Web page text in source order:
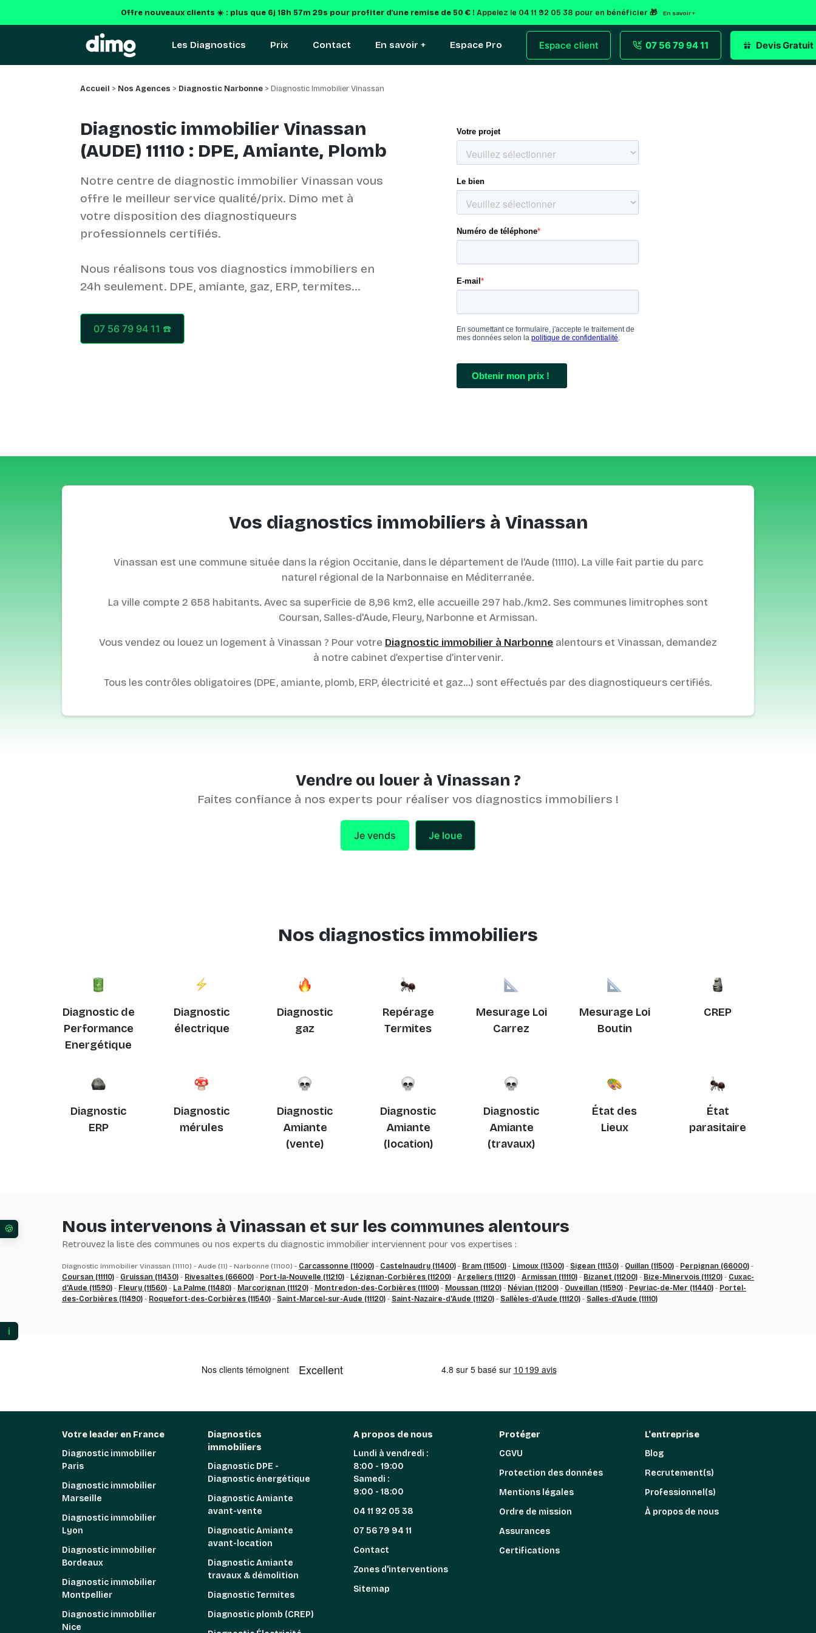
Offre nouveaux clients ☀️ : plus que 6j 18h 57m 29s pour profiter d'une remise de 50 € ! Appelez le 04 11 92 05 38 pour en bénéficier 🎁 En savoir +
Les Diagnostics Prix Contact En savoir + Espace Pro Espace client 07 56 79 94 11 Devis Gratuit
Accueil > Nos Agences > Diagnostic Narbonne> Diagnostic Immobilier Vinassan
Diagnostic immobilier Vinassan
(AUDE) 11110 : DPE, Amiante, Plomb
Notre centre de diagnostic immobilier Vinassan vous
offre le meilleur service qualité/prix. Dimo met à
votre disposition des diagnostiqueurs
professionnels certifiés.
Nous réalisons tous vos diagnostics immobiliers en
07 56 79 94 11 ☎️
Vos diagnostics immobiliers à Vinassan
Vinassan est une commune située dans la région Occitanie, dans le département de l'Aude (11110). La ville fait partie du parc
naturel régional de la Narbonnaise en Méditerranée.
La ville compte 2 658 habitants. Avec sa superficie de 8,96 km2, elle accueille 297 hab./km2. Ses communes limitrophes sont
Coursan, Salles-d'Aude, Fleury, Narbonne et Armissan.
Vous vendez ou louez un logement à Vinassan ? Pour votre Diagnostic immobilier à Narbonne alentours et Vinassan, demandez
à notre cabinet d’expertise d’intervenir.
Tous les contrôles obligatoires (DPE, amiante, plomb, ERP, électricité et gaz…) sont effectués par des diagnostiqueurs certifiés.
Vendre ou louer à Vinassan ?
Faites confiance à nos experts pour réaliser vos diagnostics immobiliers !
Je vends Je loue
Nos diagnostics immobiliers
Diagnostic de
Performance
Energétique
Diagnostic
électrique
Diagnostic
gaz
Repérage
Termites
Mesurage Loi
Carrez
Mesurage Loi
Boutin
CREP
Diagnostic
ERP
Diagnostic
mérules
Diagnostic
Amiante
(vente)
Diagnostic
Amiante
(location)
Diagnostic
Amiante
(travaux)
État des
Lieux
État
parasitaire
Nous intervenons à Vinassan et sur les communes alentours
Retrouvez la liste des communes ou nos experts du diagnostic immobilier interviennent pour vos expertises :
Diagnostic immobilier Vinassan (11110) - Aude (11) - Narbonne (11100) - Carcassonne (11000) - Castelnaudry (11400) - Bram (11500) - Limoux (11300) - Sigean (11130) - Quillan (11500) - Perpignan (66000) -
Coursan (11110) - Gruissan (11430) - Rivesaltes (66600) - Port-la-Nouvelle (11210) - Lézignan-Corbières (11200) - Argeliers (11120) - Armissan (11110) - Bizanet (11200) - Bize-Minervois (11120) - Cuxac-
d'Aude (11590) - Fleury (11560) - La Palme (11480) - Marcorignan (11120) - Montredon-des-Corbières (11100) - Moussan (11120) - Névian (11200) - Ouveillan (11590) - Peyriac-de-Mer (11440) - Portel-
des-Corbières (11490) - Roquefort-des-Corbières (11540) - Saint-Marcel-sur-Aude (11120) - Saint-Nazaire-d'Aude (11120) - Sallèles-d'Aude (11120) - Salles-d'Aude (11110)
Votre leader en France
Diagnostic immobilier
Paris
Diagnostic immobilier
Marseille
Diagnostic immobilier
Lyon
Diagnostic immobilier
Bordeaux
Diagnostic immobilier
Montpellier
Diagnostic immobilier
Nice
Diagnostics
immobiliers
Diagnostic DPE -
Diagnostic énergétique
Diagnostic Amiante
avant-vente
Diagnostic Amiante
avant-location
Diagnostic Amiante
travaux & démolition
Diagnostic Termites
Diagnostic plomb (CREP)
A propos de nous
Lundi à vendredi :
8:00 - 19:00
Samedi :
9:00 - 18:00
04 11 92 05 38
07 56 79 94 11
Contact
Zones d'interventions
Sitemap
Protéger
CGVU
Protection des données
Mentions légales
Ordre de mission
Assurances
Certifications
L'entreprise
Blog
Recrutement(s)
Professionnel(s)
À propos de nous
ℹ️